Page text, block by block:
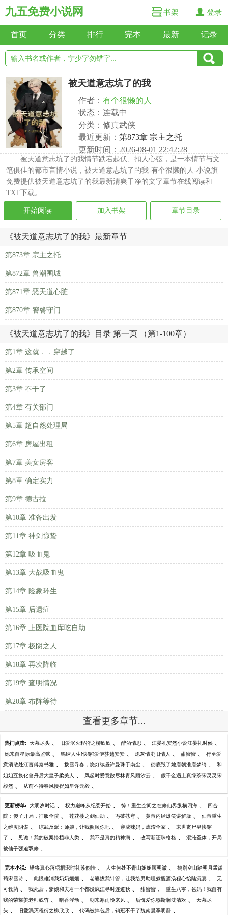
九五免费小说网 书架 登录
首页 分类 排行 完本 最新 记录
被天道意志坑了的我
作者： 有个很懒的人
状态：连载中
分类：修真武侠
最近更新： 第873章 宗主之托
更新时间：2026-08-01 22:42:28
被天道意志坑了的我情节跌宕起伏、扣人心弦，是一本情节与文
笔俱佳的都市言情小说，被天道意志坑了的我-有个很懒的人-小说旗
免费提供被天道意志坑了的我最新清爽干净的文字章节在线阅读和
TXT下载。
开始阅读 加入书架 章节目录
《被天道意志坑了的我》最新章节
第873章 宗主之托
第872章 兽潮围城
第871章 恶天道心脏
第870章 饕餮守门
《被天道意志坑了的我》目录 第一页 （第1-100章）
第1章 这就．．穿越了
第2章 传承空间
第3章 不干了
第4章 有关部门
第5章 超自然处理局
第6章 房屋出租
第7章 美女房客
第8章 确定实力
第9章 德古拉
第10章 准备出发
第11章 神剑惊蛰
第12章 吸血鬼
第13章 大战吸血鬼
第14章 险象环生
第15章 后遗症
第16章 上医院血库吃自助
第17章 极阴之人
第18章 再次降临
第19章 查明情况
第20章 布阵等待
查看更多章节...
热门点击: 天幕尽头 、 旧爱泯灭程衍之柳欣欣 、 醉酒情思 、 江晏礼安然小说江晏礼时候 、
她来自星际最高监狱 、 锦绣人生[快穿]爱伊莎越安安 、 炮灰情史旧情人 、 甜蜜蜜 、 行至爱
意消散处江言傅秦书雅 、 拨雪寻春，烧灯续昼许曼珠于南尘 、 彻底毁了她唐朝淮唐梦绮 、 和
姐姐互换化兽丹后大皇子柔美人 、 风起时爱意散尽林青风顾汐云 、 假千金遇上真绿茶宋灵灵宋
毅然 、 从前不待春风慢祝如星许云毅 、
更新榜单: 大明岁时记 、 权力巅峰从纪委开始 、 惊！重生空间之在修仙界纵横四海 、 四合
院：傻子开局，征服全院 、 莲花楼之剑仙劫 、 丐破苍穹 、 黄帝内经爆笑讲解版 、 仙帝重生
之维度阴谋 、 综武反派：师娘，让我照顾你吧 、 穿成辣妈，虐渣全家 、 末世丧尸皇快穿
了 、 见诡！我的破案搭档非人类 、 我不是真的精神病 、 改写新还珠格格 、 混沌圣体，开局
被仙子强迫双修 、
完本小说: 错将真心落梧桐宋时礼苏韵怡 、 人生何处不青山姐姐顾明澈 、 鹤别空山踏明月孟谦
荀宋雪诗 、 此恨难消我奶奶烟烟 、 老婆拔我针管，让我给男助理煮醒酒汤程心怡陆沉宴 、 无
可救药 、 我死后，爹娘和夫君一个都没疯江寻时连道秋 、 甜蜜蜜 、 重生八零，爸妈！我自有
我的荣耀姜老师魏杳 、 暗香浮动 、 朝来寒雨晚来风 、 后悔爱你穆斯澜沈清欢 、 天幕尽
头 、 旧爱泯灭程衍之柳欣欣 、 代码被掉包后，销冠不干了魏南晨季明磊 、